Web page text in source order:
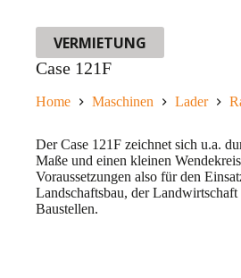
VERMIETUNG
Case 121F
Home Maschinen Lader
Der Case 121F zeichnet sich u.a.
Maße und einen kleinen
Voraussetzungen also für den
Landschaftsbau, der Landwirtschaft
Baustellen.